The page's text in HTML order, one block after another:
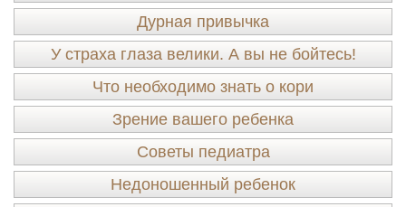
Дурная привычка
У страха глаза велики. А вы не бойтесь!
Что необходимо знать о кори
Зрение вашего ребенка
Советы педиатра
Недоношенный ребенок